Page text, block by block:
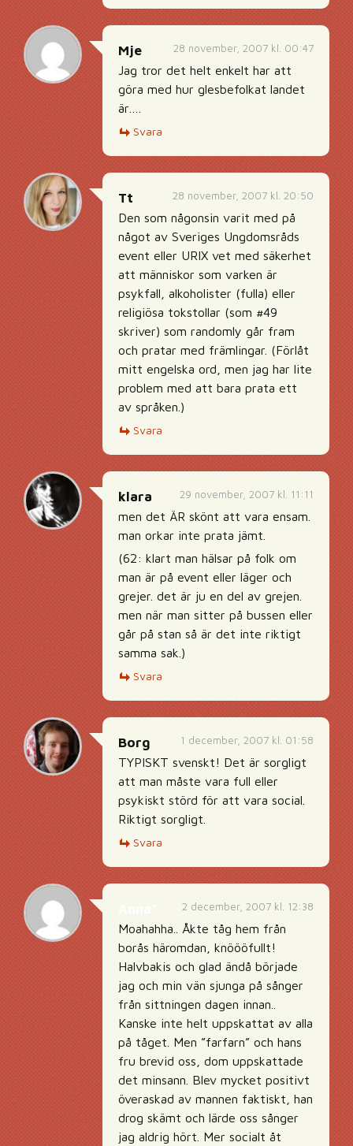
28 november, 2007 kl. 00:47
Mje
Jag tror det helt enkelt har att
göra med hur glesbefolkat landet
är….
Svara
28 november, 2007 kl. 20:50
Tt
Den som någonsin varit med på
något av Sveriges Ungdomsråds
event eller URIX vet med säkerhet
att människor som varken är
psykfall, alkoholister (fulla) eller
religiösa tokstollar (som #49
skriver) som randomly går fram
och pratar med främlingar. (Förlåt
mitt engelska ord, men jag har lite
problem med att bara prata ett
av språken.)
Svara
29 november, 2007 kl. 11:11
klara
men det ÄR skönt att vara ensam.
man orkar inte prata jämt.
(62: klart man hälsar på folk om
man är på event eller läger och
grejer. det är ju en del av grejen.
men när man sitter på bussen eller
går på stan så är det inte riktigt
samma sak.)
Svara
1 december, 2007 kl. 01:58
Borg
TYPISKT svenskt! Det är sorgligt
att man måste vara full eller
psykiskt störd för att vara social.
Riktigt sorgligt.
Svara
2 december, 2007 kl. 12:38
Moahahha.. Åkte tåg hem från
borås häromdan, knöööfullt!
Halvbakis och glad ändå började
jag och min vän sjunga på sånger
från sittningen dagen innan..
Kanske inte helt uppskattat av alla
på tåget. Men ”farfarn” och hans
fru brevid oss, dom uppskattade
det minsann. Blev mycket positivt
överaskad av mannen faktiskt, han
drog skämt och lärde oss sånger
jag aldrig hört. Mer socialt åt